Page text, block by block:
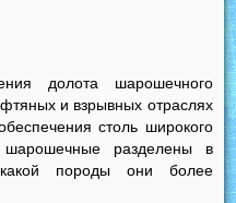
долота шарошечного
и взрывных отраслях
столь широкого
шарошечные разделены в
породы они более